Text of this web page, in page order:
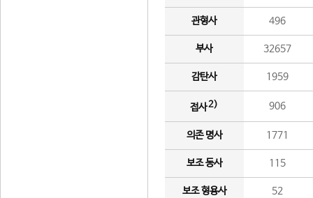
관형사 496
부사 32657
감탄사 1959
접사2) 906
의존 명사 1771
보조 동사 115
보조 형용사 52